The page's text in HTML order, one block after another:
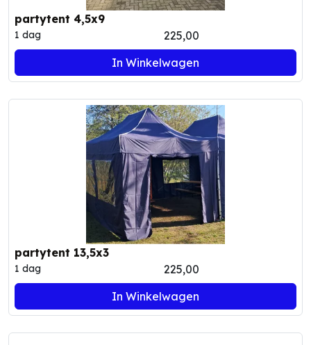
partytent 4,5x9
1 dag
225,00
In Winkelwagen
partytent 13,5x3
1 dag
225,00
In Winkelwagen